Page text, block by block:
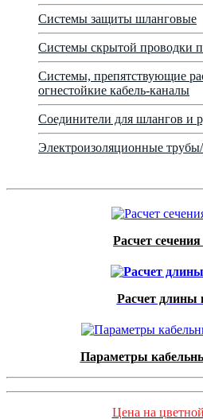
Системы защиты шланговые
Системы скрытой проводки
Системы, препятствующие
огнестойкие кабель-каналы
Соединители для шлангов и
Электроизоляционные
Расчет
Расчет длины
Параметры
Цена на